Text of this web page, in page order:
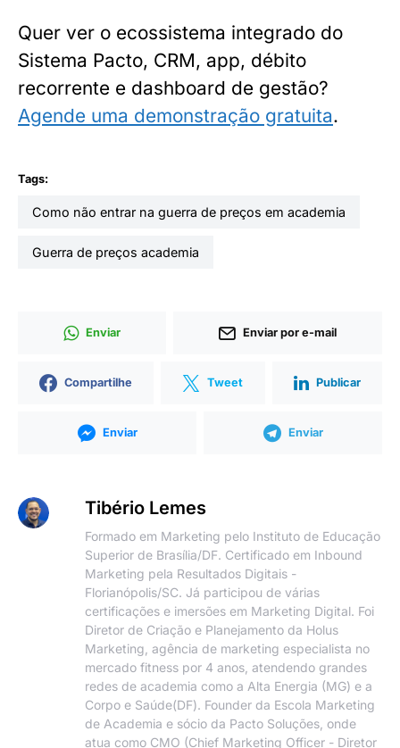
Quer ver o ecossistema integrado do
Sistema Pacto, CRM, app, débito
recorrente e dashboard de gestão?
Agende uma demonstração gratuita.
Tags:
como não entrar na guerra de preços em academia
guerra de preços academia
Enviar Enviar por e-mail
Compartilhe Tweet Publicar
Enviar Enviar
Tibério Lemes
Formado em Marketing pelo Instituto de Educação
Superior de Brasília/DF. Certificado em Inbound
Marketing pela Resultados Digitais -
Florianópolis/SC. Já participou de várias
certificações e imersões em Marketing Digital. Foi
Diretor de Criação e Planejamento da Holus
Marketing, agência de marketing especialista no
mercado fitness por 4 anos, atendendo grandes
redes de academia como a Alta Energia (MG) e a
Corpo e Saúde(DF). Founder da Escola Marketing
de Academia e sócio da Pacto Soluções, onde
atua como CMO (Chief Marketing Officer - Diretor